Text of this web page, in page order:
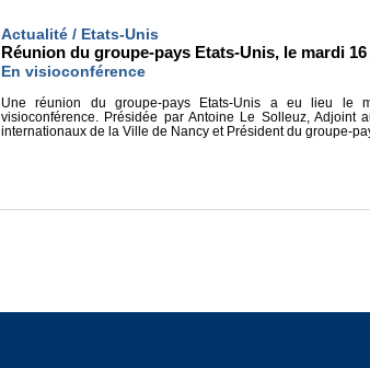
Actualité / Etats-Unis
Réunion du groupe-pays Etats-Unis, le mardi
En visioconférence
Une réunion du groupe-pays Etats-Unis a eu lieu le
visioconférence. Présidée par Antoine Le Solleuz, Adjoint
internationaux de la Ville de Nancy et Président du groupe-